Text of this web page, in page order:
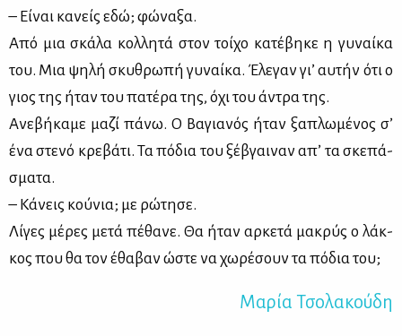
– Εί­ναι κα­νείς εδώ; φώ­να­ξα.
Από μια σκά­λα κολ­λη­τά στον τοί­χο κα­τέ­βη­κε η γυ­ναί­κα
του. Μια ψη­λή σκυ­θρω­πή γυ­ναί­κα. Έλε­γαν γι’ αυ­τήν ότι ο
γιος της ήταν του πα­τέ­ρα της, όχι του άντρα της.
Ανε­βή­κα­με μα­ζί πά­νω. Ο Βα­για­νός ήταν ξα­πλω­μέ­νος σ’
ένα στε­νό κρε­βά­τι. Τα πό­δια του ξέ­βγαι­ναν απ’ τα σκε­πά­
σμα­τα.
– Κά­νεις κού­νια; με ρώ­τη­σε.
Λί­γες μέ­ρες με­τά πέ­θα­νε. Θα ήταν αρ­κε­τά μα­κρύς ο λάκ­
κος που θα τον έθα­βαν ώστε να χω­ρέ­σουν τα πό­δια του;
Μα­ρία Τσο­λα­κού­δη